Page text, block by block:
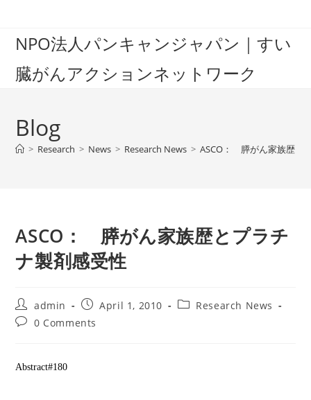
contentNPO法人パンキャンジャパン｜すい
臓がんアクションネットワーク
Blog
> Research > News > Research News > ASCO： 膵がん家族歴と
ASCO： 膵がん家族歴とプラチ
ナ製剤感受性
Post
author:
admin
Post
published:
April 1, 2010
PostResearch News
Post0 Comments
Abstract#180